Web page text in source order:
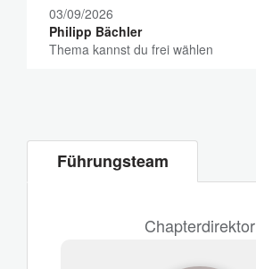
03/09/2026
Philipp Bächler
Thema kannst du frei wählen
Führungsteam
Chapterdirektor